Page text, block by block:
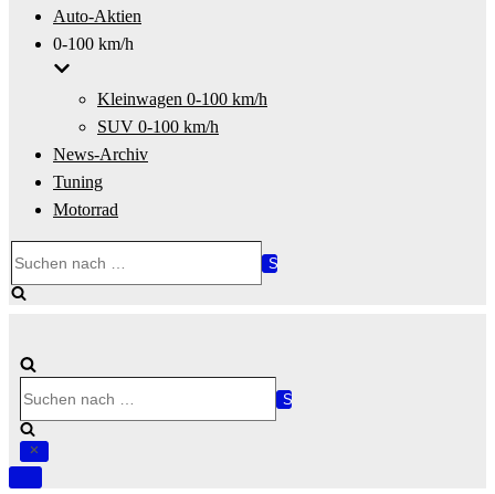
Auto-Aktien
0-100 km/h
Kleinwagen 0-100 km/h
SUV 0-100 km/h
News-Archiv
Tuning
Motorrad
nach …
nach …
Navigation